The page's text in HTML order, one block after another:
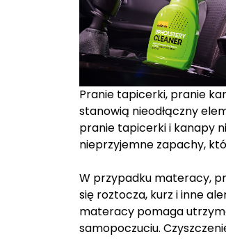
Pranie tapicerki, pranie
stanowią nieodłączny
pranie tapicerki i kanapy
nieprzyjemne zapachy,
W przypadku materacy,
się roztocza, kurz i inne
materacy pomaga
samopoczuciu.